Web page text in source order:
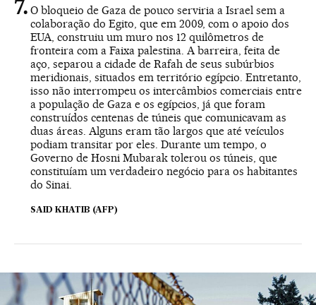
O bloqueio de Gaza de pouco serviria a Israel sem a
colaboração do Egito, que em 2009, com o apoio dos
EUA, construiu um muro nos 12 quilômetros de
fronteira com a Faixa palestina. A barreira, feita de
aço, separou a cidade de Rafah de seus subúrbios
meridionais, situados em território egípcio. Entretanto,
isso não interrompeu os intercâmbios comerciais entre
a população de Gaza e os egípcios, já que foram
construídos centenas de túneis que comunicavam as
duas áreas. Alguns eram tão largos que até veículos
podiam transitar por eles. Durante um tempo, o
Governo de Hosni Mubarak tolerou os túneis, que
constituíam um verdadeiro negócio para os habitantes
do Sinai.
SAID KHATIB (AFP)